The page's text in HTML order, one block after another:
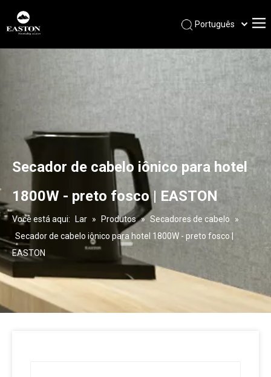
Português
Français
English
Secador de cabelo iônico para hotel
1800W - preto fosco | EASTON
Você está aqui: Lar » Produtos » Secadores de cabelo
»
Secador de cabelo iônico para hotel 1800W - preto fosco |
EASTON